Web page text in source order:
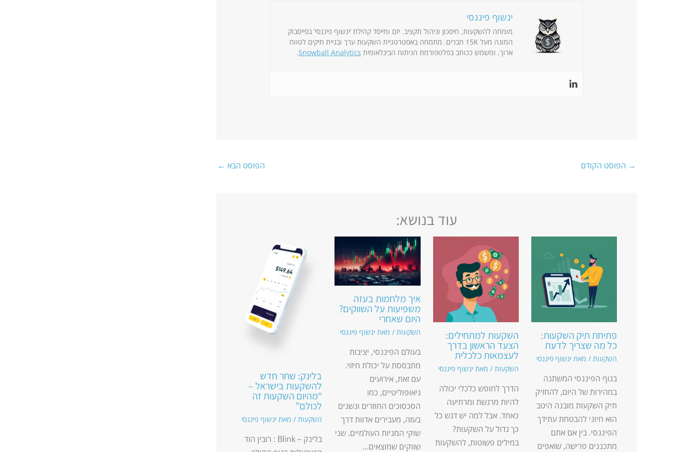
ינשוף פיננסי
מומחה להשקעות, חיסכון וניהול תקציב. יזם ומייסד קהילת ‘ינשוף פיננסי’ בפייסבוק
המונה מעל 15K חברים. מתמחה באסטרטגיית השקעות ערך ובניית תיקים לטווח
ארוך, ומשמש ככותב בפלטפורמת הניתוח הבינלאומית Snowball Analytics
.
→ הפוסט הקודם הפוסט הבא ←
עוד בנושא:
פתיחת תיק השקעות:
כל מה שצריך לדעת
השקעות / מאת ינשוף פיננסי
בנוף הפיננסי המשתנה
במהירות של היום, להחזיק
תיק השקעות מובנה היטב
הוא חיוני להבטחת עתידך
הפיננסי. בין אם אתם
מתכננים פרישה, שואפים
השקעות למתחילים:
הצעד הראשון בדרך
לעצמאות כלכלית
השקעות / מאתינשוף פיננסי
הדרך לחופש כלכלי יכולה
להיות מרגשת ומרתיעה
כאחד. אבל למה יש דגש כל
כך גדול על השקעות?
במילים פשוטות, להשקעות
איך מלחמות בעזה
משפיעות על השווקים?
היום שאחרי
השקעות / מאתינשוף פיננסי
בעולם הפיננסי, יציבות
מתבססת על יכולת חיזוי.
עם זאת, אירועים
גיאופוליטיים, כמו
הסכסוכים החוזרים ונשנים
בעזה, מעבירים אדוות דרך
שוקי המניות העולמיים. שני
שווקים שמוצאים…
בלינק: שחר חדש
להשקעות בישראל –
“מהיום השקעות זה
לכולם”
השקעות / מאת ינשוף פיננסי
בלינק – Blink : רובין הוד